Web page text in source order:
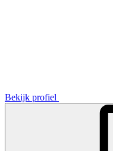
Bekijk profiel